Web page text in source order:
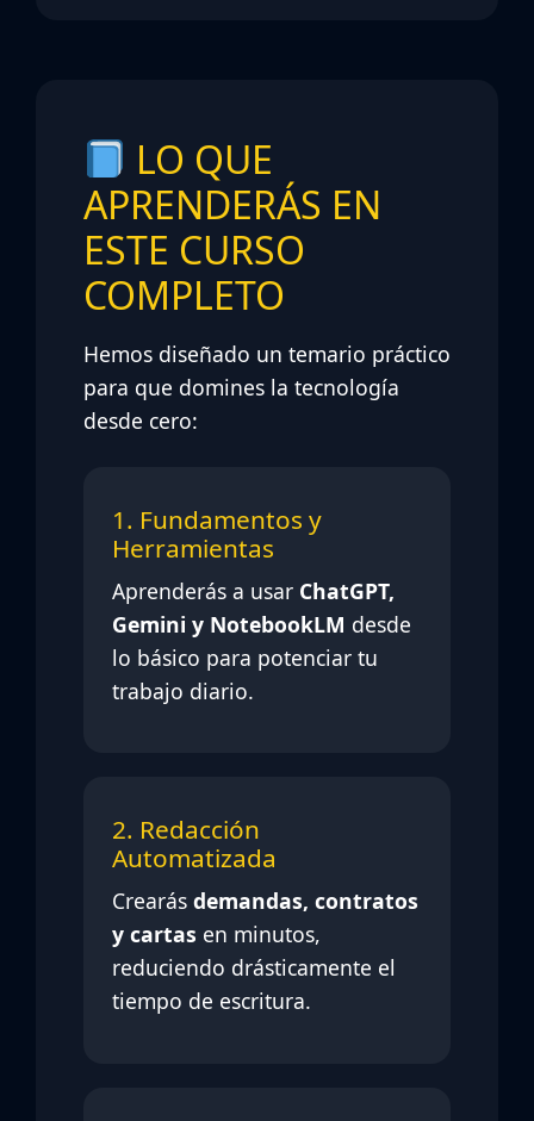
LO QUE
APRENDERÁS EN
ESTE CURSO
COMPLETO
Hemos diseñado un temario práctico
para que domines la tecnología
desde cero:
1. Fundamentos y
Herramientas
Aprenderás a usar ChatGPT,
Gemini y NotebookLM desde
lo básico para potenciar tu
trabajo diario.
2. Redacción
Automatizada
Crearás demandas, contratos
y cartas en minutos,
reduciendo drásticamente el
tiempo de escritura.